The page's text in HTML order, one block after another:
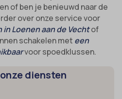
of ben je benieuwd naar de
over onze service voor
Loenen aan de Vechtof
schakelen met een
voor spoedklussen.
diensten